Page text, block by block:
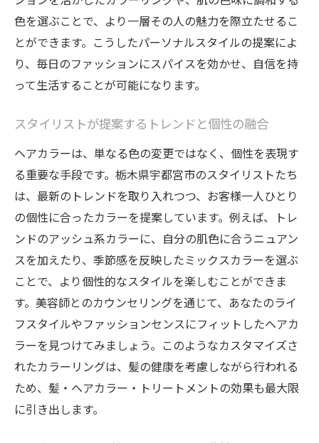
色を選ぶことで、より一層その人の魅力を際立たせるこ
とができます。こうしたパーソナルスタイルの提案によ
り、毎日のファッションにスパイスを効かせ、自信を持
って生活することが可能になります。
スタイリストが提案するトレンドと個性の融合
ヘアカラーは、単なる色の変更ではなく、個性を表現す
る重要な手段です。栃木県宇都宮市のスタイリストたち
は、最新のトレンドを取り入れつつ、お客様一人ひとり
の個性に合ったカラーを提案しています。例えば、トレ
ンドのアッシュ系カラーに、自分の肌色に合うニュアン
スを加えたり、季節感を反映したミックスカラーを選ぶ
ことで、より個性的なスタイルを楽しむことができま
す。美容師とのカウンセリングを通じて、あなたのライ
フスタイルやファッションセンスにフィットしたヘアカ
ラーを見つけてみましょう。このようなカスタマイズさ
れたカラーリングは、髪の健康を考慮しながら行われる
ため、髪・ヘアカラー・トリートメントの効果も最大限
に引き出します。